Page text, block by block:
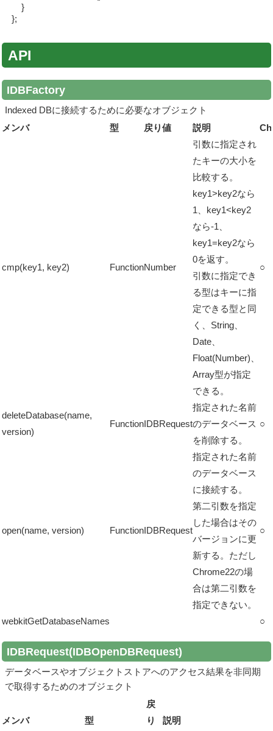
}
};
API
IDBFactory
Indexed DBに接続するために必要なオブジェクト
メンバ
型 戻り値 説明
cmp(key1, key2) FunctionNumber
引数に指定され
たキーの大小を
比較する。
key1>key2なら
1、key1<key2
なら-1、
key1=key2なら
0を返す。
引数に指定でき
る型はキーに指
定できる型と同
く、String、
Date、
Float(Number)、
Array型が指定
できる。
○
deleteDatabase(name,
version)
FunctionIDBRequest
指定された名前
のデータベース
を削除する。
○
open(name, version) FunctionIDBRequest
指定された名前
のデータベース
に接続する。
第二引数を指定
した場合はその
バージョンに更
新する。ただし
Chrome22の場
合は第二引数を
指定できない。
○
webkitGetDatabaseNames ○
IDBRequest(IDBOpenDBRequest)
データベースやオブジェクトストアへのアクセス結果を非同期
で取得するためのオブジェクト
メンバ 型
戻
り
説明